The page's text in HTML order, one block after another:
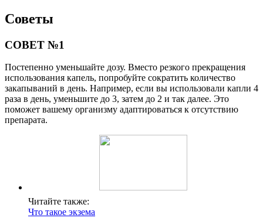
Советы
СОВЕТ №1
Постепенно уменьшайте дозу. Вместо резкого прекращения
использования капель, попробуйте сократить количество
закапываний в день. Например, если вы использовали капли 4
раза в день, уменьшите до 3, затем до 2 и так далее. Это
поможет вашему организму адаптироваться к отсутствию
препарата.
Читайте также:
Что такое экзема